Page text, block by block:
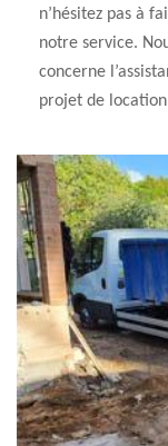
n’hésitez pas à
notre service.
concerne
projet de